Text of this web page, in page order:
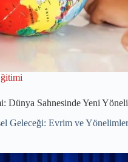
Dünya Sahnesinde Yeni
Geleceği: Evrim ve Yönelimler